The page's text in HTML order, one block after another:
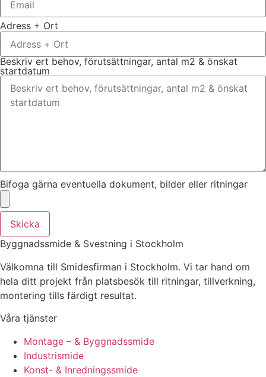
Adress + Ort
Beskriv ert behov, förutsättningar, antal m2 & önskat
startdatum
Bifoga gärna eventuella dokument, bilder eller ritningar
Skicka
Byggnadssmide & Svestning i Stockholm
Välkomna till Smidesfirman i Stockholm. Vi tar hand om
hela ditt projekt från platsbesök till ritningar, tillverkning,
montering tills färdigt resultat.
Våra tjänster
Montage – & Byggnadssmide
Industrismide
Konst- & Inredningssmide